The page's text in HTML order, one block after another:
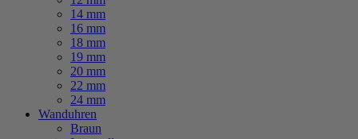
14 mm
16 mm
18 mm
19 mm
20 mm
22 mm
24 mm
Wanduhren
Braun